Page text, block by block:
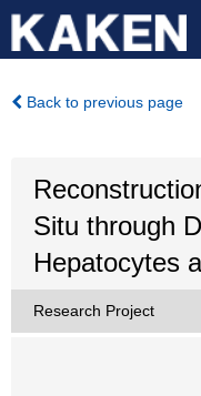
Back to previous page
Situ through
Hepatocytes
Research Project